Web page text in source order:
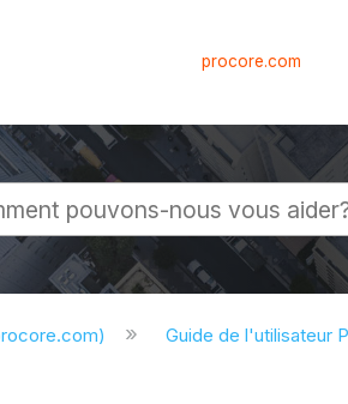
procore.com
Guide de l'utilisateur